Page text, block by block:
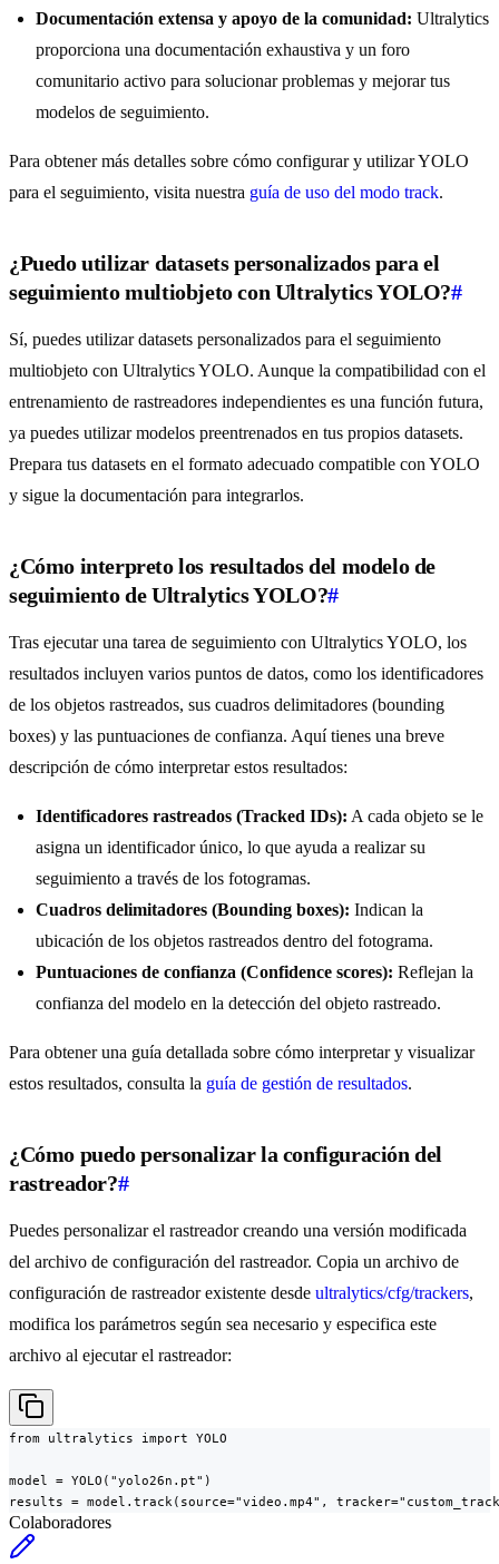
Documentación extensa y apoyo de la comunidad: Ultralytics
proporciona una documentación exhaustiva y un foro
comunitario activo para solucionar problemas y mejorar tus
modelos de seguimiento.
Para obtener más detalles sobre cómo configurar y utilizar YOLO
para el seguimiento, visita nuestra guía de uso del modo track.
¿Puedo utilizar datasets personalizados para el
seguimiento multiobjeto con Ultralytics YOLO?#
Sí, puedes utilizar datasets personalizados para el seguimiento
multiobjeto con Ultralytics YOLO. Aunque la compatibilidad con el
entrenamiento de rastreadores independientes es una función futura,
ya puedes utilizar modelos preentrenados en tus propios datasets.
Prepara tus datasets en el formato adecuado compatible con YOLO
y sigue la documentación para integrarlos.
¿Cómo interpreto los resultados del modelo de
seguimiento de Ultralytics YOLO?#
Tras ejecutar una tarea de seguimiento con Ultralytics YOLO, los
resultados incluyen varios puntos de datos, como los identificadores
de los objetos rastreados, sus cuadros delimitadores (bounding
boxes) y las puntuaciones de confianza. Aquí tienes una breve
descripción de cómo interpretar estos resultados:
Identificadores rastreados (Tracked IDs): A cada objeto se le
asigna un identificador único, lo que ayuda a realizar su
seguimiento a través de los fotogramas.
Cuadros delimitadores (Bounding boxes): Indican la
ubicación de los objetos rastreados dentro del fotograma.
Puntuaciones de confianza (Confidence scores): Reflejan la
confianza del modelo en la detección del objeto rastreado.
Para obtener una guía detallada sobre cómo interpretar y visualizar
estos resultados, consulta la guía de gestión de resultados.
¿Cómo puedo personalizar la configuración del
rastreador?#
Puedes personalizar el rastreador creando una versión modificada
del archivo de configuración del rastreador. Copia un archivo de
configuración de rastreador existente desde ultralytics/cfg/trackers,
modifica los parámetros según sea necesario y especifica este
archivo al ejecutar el rastreador:
from ultralytics import YOLO
model = YOLO("yolo26n.pt")
results = model.track(source="video.mp4",
Colaboradores